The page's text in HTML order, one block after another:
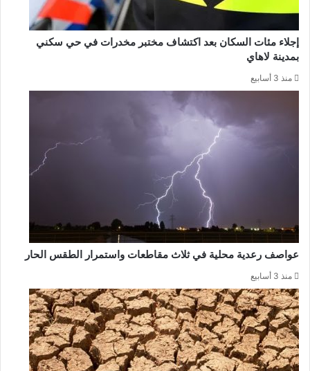
إجلاء مئات السكان بعد اكتشاف مختبر مخدرات في حي سكني
بمدينة لاهاي
منذ 3 أسابيع
عواصف رعدية محلية في ثلاث مقاطعات واستمرار الطقس الحار
منذ 3 أسابيع